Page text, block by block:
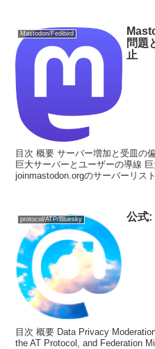
Mastodon/Fedibird
問題
止
目次 概要 サーバー増加と受皿の
巨大サーバーとユーザーの導線
joinmastodon.orgのサーバーリス
protocol/ATP/Bluesky 公式:
目次 概要 Data Privacy
the AT Protocol, and Federation